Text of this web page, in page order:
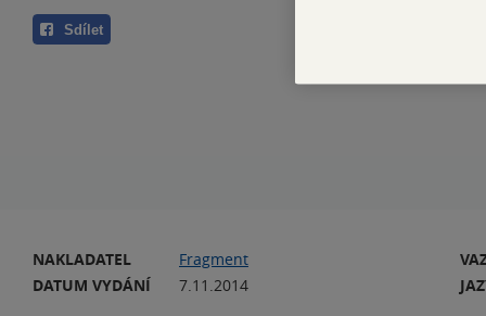
Sdílet
NAKLADATEL
Fragment
DATUM VYDÁNÍ
7.11.2014